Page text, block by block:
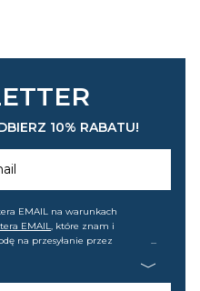
10% RABATU!
EMAIL na warunkach
EMAIL, które znam i
na przesyłanie przez
Wiem, że mogę tę zgodę w